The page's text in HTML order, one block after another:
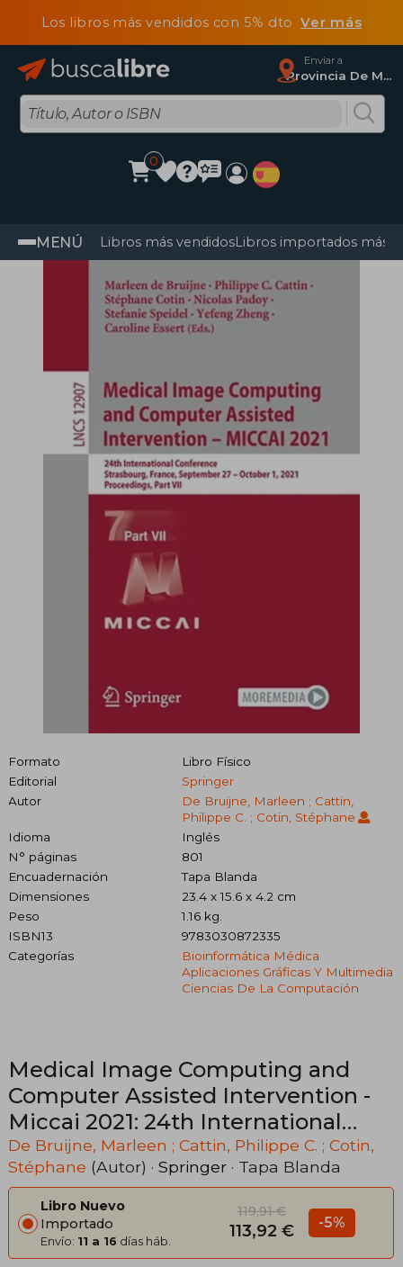
Los libros más vendidos con 5% dtoVer más
Enviar a
Provincia De Madrid
0
MENÚ Libros más vendidosLibros importados más
Formato
Libro Físico
Editorial
Springer
Autor
De Bruijne, Marleen ; Cattin,
Philippe C. ; Cotin, Stéphane
Idioma
Inglés
N° páginas
801
Encuadernación
Tapa Blanda
Dimensiones
23.4 x 15.6 x 4.2 cm
Peso
1.16 kg.
ISBN13
9783030872335
Categorías
Bioinformática Médica
Aplicaciones Gráficas Y Multimedia
Ciencias De La Computación
Medical Image Computing and
Computer Assisted Intervention -
Miccai 2021: 24th International
Conference, Strasbourg, France,
September 27 - October 1, (en
Inglés)
De Bruijne, Marleen ; Cattin, Philippe C. ; Cotin,
Stéphane (Autor) · Springer · Tapa Blanda
Libro Nuevo
Importado
Envío: 11 a 16 días háb.
119,91 €
113,92 € -5%